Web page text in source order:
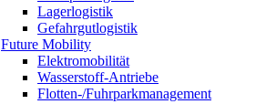
Lagerlogistik
Gefahrgutlogistik
Future Mobility
Elektromobilität
Wasserstoff-Antriebe
Flotten-/Fuhrparkmanagement